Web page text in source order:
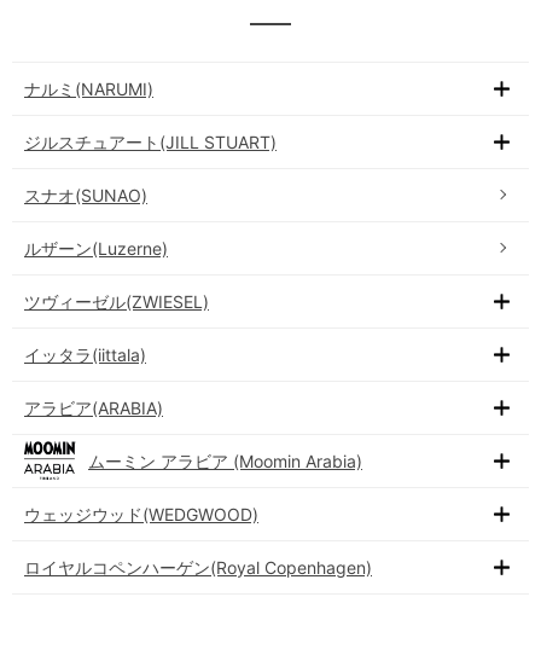
ナルミ(NARUMI)
ジルスチュアート(JILL STUART)
スナオ(SUNAO)
ルザーン(Luzerne)
ツヴィーゼル(ZWIESEL)
イッタラ(iittala)
アラビア(ARABIA)
ムーミン アラビア (Moomin Arabia)
ウェッジウッド(WEDGWOOD)
ロイヤルコペンハーゲン(Royal Copenhagen)